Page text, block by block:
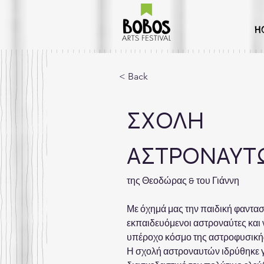
< Back
Σχολή
ΣΧΟΛΗ
της Θεοδώρας & του Γιάννη
Με όχημά μας την παιδική
εκπαιδευόμενοι αστροναύτες
υπέροχο κόσμο της
Η σχολή αστροναυτών ιδρύθηκε